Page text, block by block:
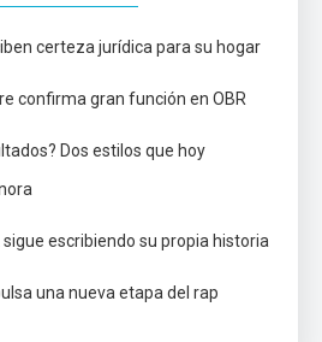
certeza jurídica para su hogar
confirma gran función en OBR
Dos estilos que hoy
sigue escribiendo su propia historia
una nueva etapa del rap